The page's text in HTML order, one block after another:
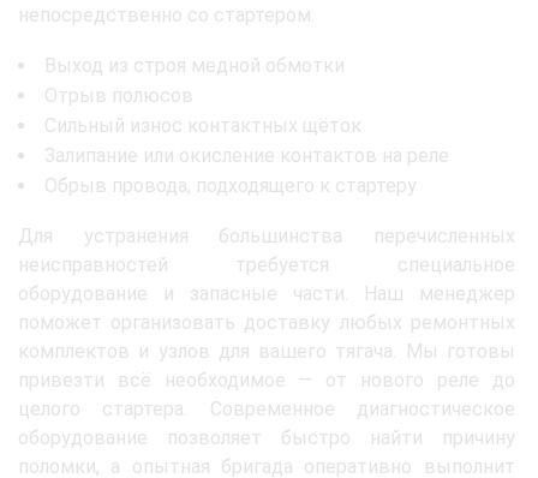
непосредственно со стартером:
Выход из строя медной обмотки
Отрыв полюсов
Сильный износ контактных щёток
Залипание или окисление контактов на реле
Обрыв провода, подходящего к стартеру
Для устранения большинства перечисленных
неисправностей требуется специальное
оборудование и запасные части. Наш менеджер
поможет организовать доставку любых ремонтных
комплектов и узлов для вашего тягача. Мы готовы
привезти всё необходимое — от нового реле до
целого стартера. Современное диагностическое
оборудование позволяет быстро найти причину
поломки, а опытная бригада оперативно выполнит